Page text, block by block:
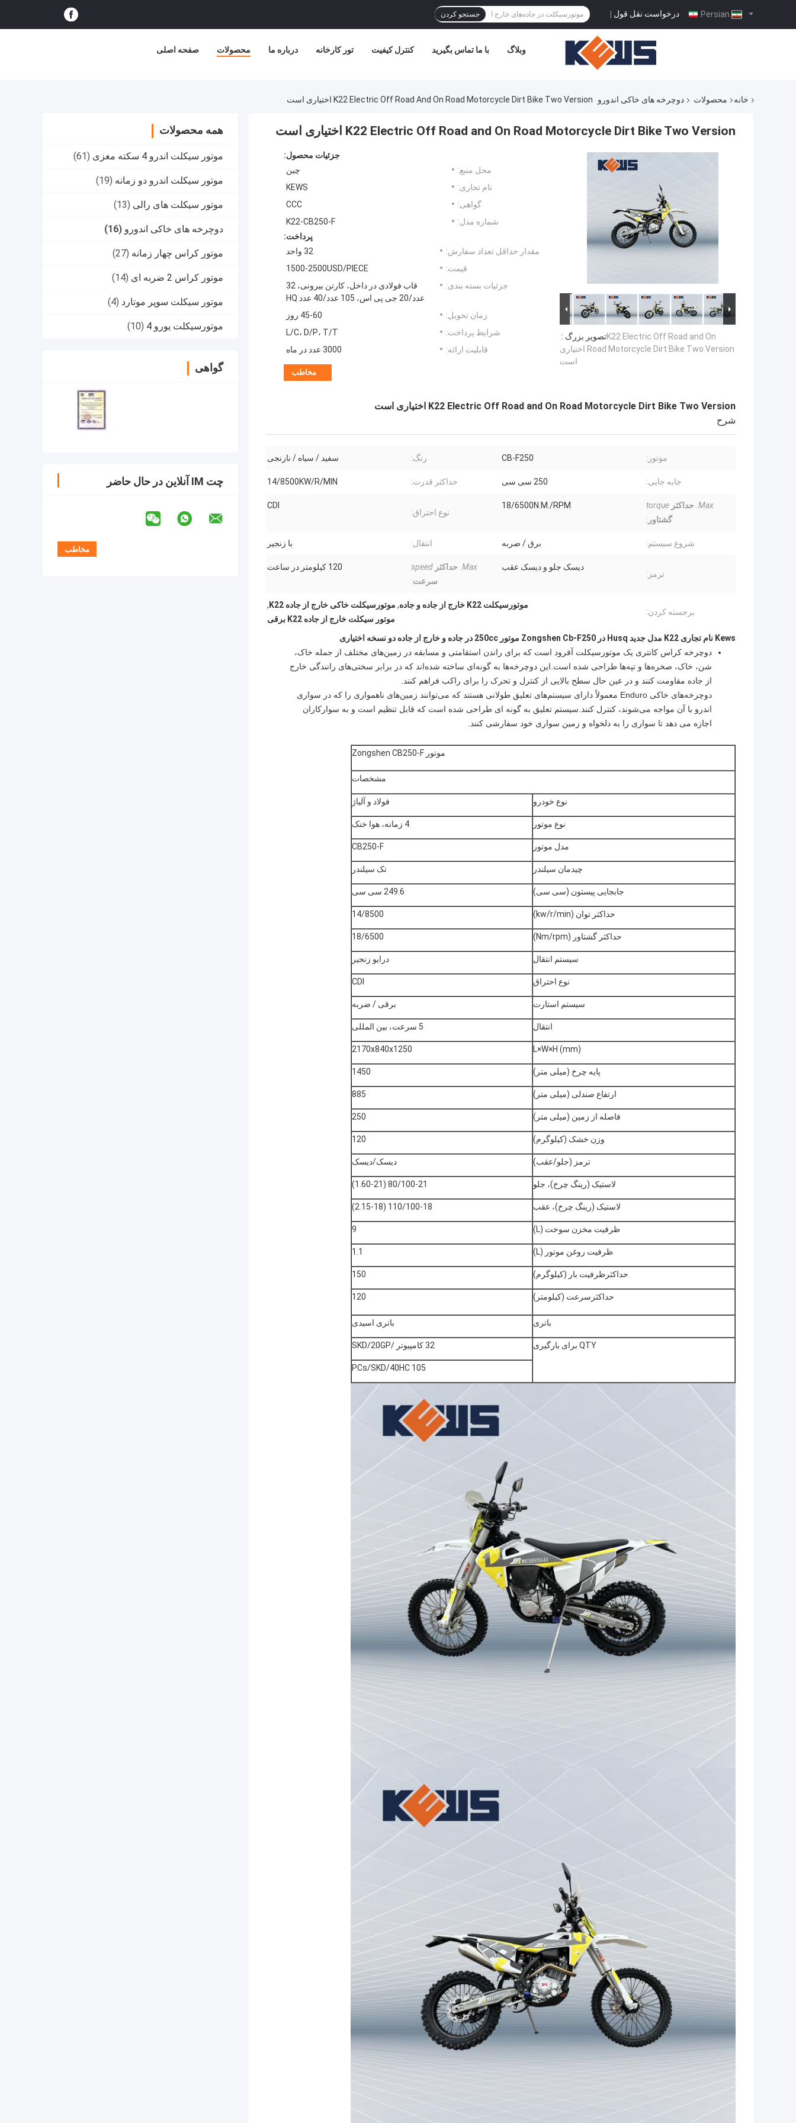
درخواست نقل قول | جستجو کردن
صفحه اصلی محصولات درباره ما تور کارخانه کنترل کیفیت با ما تماس بگیرید وبلاگ
خانه محصولات دوچرخه های خاکی اندورو K22 Electric Off Road And On Road Motorcycle Dirt Bike Two Version اختیاری است
همه محصولات
موتور سیکلت اندرو 4 سکته مغزی (61)
موتور سیکلت اندرو دو زمانه (19)
موتور سیکلت های رالی (13)
دوچرخه های خاکی اندورو (16)
موتور کراس چهار زمانه (27)
موتور کراس 2 ضربه ای (14)
موتور سیکلت سوپر موتارد (4)
موتورسیکلت یورو 4 (10)
گواهی
چت IM آنلاین در حال حاضر
K22 Electric Off Road and On Road Motorcycle Dirt Bike Two Version اختیاری است
تصویر بزرگ :K22 Electric Off Road and On
Road Motorcycle Dirt Bike Two Version اختیاری
است
جزئیات محصول:
محل منبع:
چین
نام تجاری:
KEWS
گواهی:
CCC
شماره مدل:
K22-CB250-F
پرداخت:
مقدار حداقل تعداد سفارش:
32 واحد
قیمت:
1500-2500USD/PIECE
جزئیات بسته بندی:
قاب فولادی در داخل، کارتن بیرونی، 32
عدد/20 جی پی اس، 105 عدد/40 عدد HQ
زمان تحویل:
45-60 روز
شرایط پرداخت:
L/C، D/P، T/T
قابلیت ارائه:
3000 عدد در ماه
مخاطب
K22 Electric Off Road and On Road Motorcycle Dirt Bike Two Version اختیاری است
شرح
موتور: CB-F250 رنگ: سفید / سیاه / نارنجی
جابه جایی: 250 سی سی حداکثر قدرت: 14/8500KW/R/MIN
Max. حداکثر torque
گشتاور :
18/6500N.M./RPM
نوع احتراق:
CDI
شروع سیستم: برق / ضربه انتقال: با زنجیر
ترمز:
دیسک جلو و دیسک عقب Max. حداکثر speed
سرعت:
120 کیلومتر در ساعت
برجسته کردن:
موتورسیکلت K22 خارج از جاده و جاده , موتورسیکلت خاکی خارج از جاده K22
,
موتور سیکلت خارج از جاده K22 برقی
Kews نام تجاری K22 مدل جدید Husq در Zongshen Cb-F250 موتور 250cc در جاده و خارج از جاده دو نسخه اختیاری
دوچرخه کراس کانتری یک موتورسیکلت آفرود است که برای راندن استقامتی و مسابقه در زمین‌های مختلف از جمله خاک،
شن، خاک، صخره‌ها و تپه‌ها طراحی شده است.این دوچرخه‌ها به گونه‌ای ساخته شده‌اند که در برابر سختی‌های رانندگی خارج
از جاده مقاومت کنند و در عین حال سطح بالایی از کنترل و تحرک را برای راکب فراهم کنند.
دوچرخه‌های خاکی Enduro معمولاً دارای سیستم‌های تعلیق طولانی هستند که می‌توانند زمین‌های ناهمواری را که در سواری
اندرو با آن مواجه می‌شوند، کنترل کنند.سیستم تعلیق به گونه ای طراحی شده است که قابل تنظیم است و به سوارکاران
اجازه می دهد تا سواری را به دلخواه و زمین سواری خود سفارشی کنند.
موتور Zongshen CB250-F
مشخصات
نوع خودرو فولاد و آلیاژ
نوع موتور 4 زمانه، هوا خنک
مدل موتور CB250-F
چیدمان سیلندر تک سیلندر
جابجایی پیستون (سی سی) 249.6 سی سی
حداکثر توان (kw/r/min) 14/8500
حداکثر گشتاور (Nm/rpm) 18/6500
سیستم انتقال درایو زنجیر
نوع احتراق CDI
سیستم استارت برقی / ضربه
انتقال 5 سرعت، بین المللی
L×W×H (mm)
2170x840x1250
پایه چرخ (میلی متر) 1450
ارتفاع صندلی (میلی متر) 885
فاصله از زمین (میلی متر) 250
وزن خشک (کیلوگرم) 120
ترمز (جلو/عقب) دیسک/دیسک
لاستیک (رینگ چرخ)، جلو 80/100-21 (1.60-21)
لاستیک (رینگ چرخ)، عقب 110/100-18 (2.15-18)
ظرفیت مخزن سوخت (L) 9
ظرفیت روغن موتور (L) 1.1
حداکثرظرفیت بار (کیلوگرم) 150
حداکثرسرعت (کیلومتر) 120
باتری باتری اسیدی
QTY برای بارگیری 32 کامپیوتر /SKD/20GP
105 PCs/SKD/40HC